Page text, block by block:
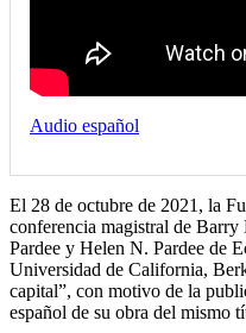
Audio español
El 28 de octubre de 2021, la
conferencia magistral de
Pardee y Helen N. Pardee de
Universidad de California,
capital”, con motivo de la
español de su obra del mismo